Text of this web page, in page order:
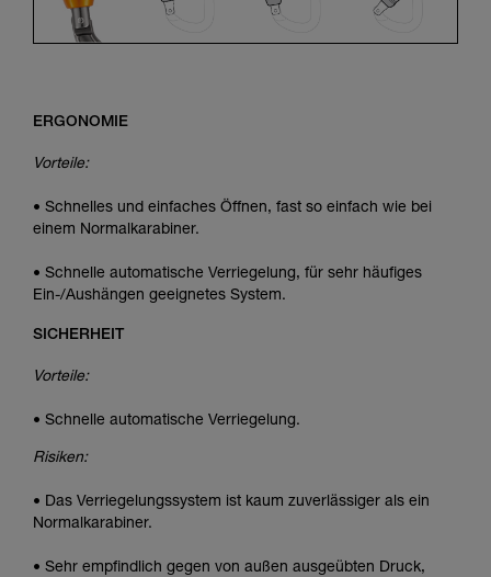
ERGONOMIE
Vorteile:
• Schnelles und einfaches Öffnen, fast so einfach wie bei
einem Normalkarabiner.
• Schnelle automatische Verriegelung, für sehr häufiges
Ein-/Aushängen geeignetes System.
SICHERHEIT
Vorteile:
• Schnelle automatische Verriegelung.
Risiken:
• Das Verriegelungssystem ist kaum zuverlässiger als ein
Normalkarabiner.
• Sehr empfindlich gegen von außen ausgeübten Druck,